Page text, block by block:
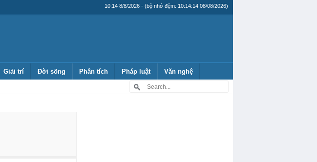
10:14 8/8/2026 - (bộ nhớ đệm: 10:14:14 08/08/2026)
Giải trí Đời sống Phân tích Pháp luật Văn nghệ